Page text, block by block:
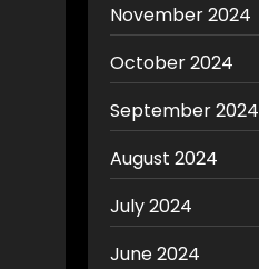
November 2024
October 2024
September 2024
August 2024
July 2024
June 2024